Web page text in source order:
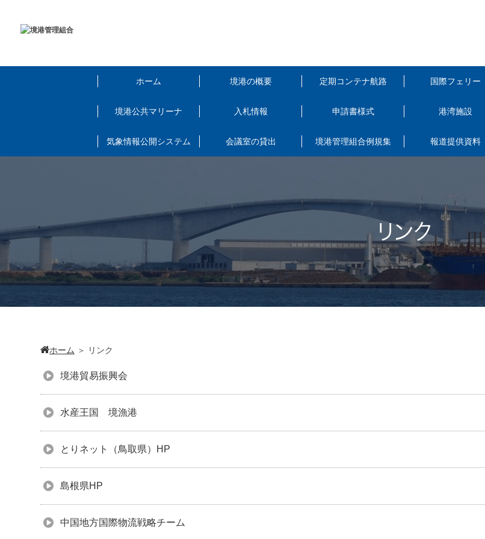
ホーム 境港の概要 定期コンテナ航路 国際フェリー
境港公共マリーナ 入札情報 申請書様式 港湾施設
気象情報公開システム 会議室の貸出 境港管理組合例規集 報道提供資料
リンク
ホーム ＞ リンク
境港貿易振興会
水産王国 境漁港
とりネット（鳥取県）HP
島根県HP
中国地方国際物流戦略チーム